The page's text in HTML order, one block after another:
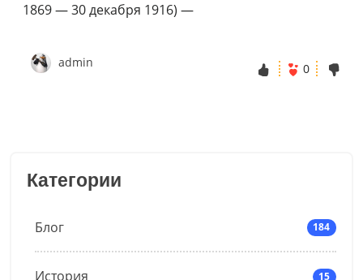
Категории
Блог 184
История 15
1869 — 30 декабря 1916) —
admin 0